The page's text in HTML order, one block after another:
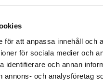
för att anpassa innehåll och
för sociala medier och
identifierare och annan
annons- och analysföretag